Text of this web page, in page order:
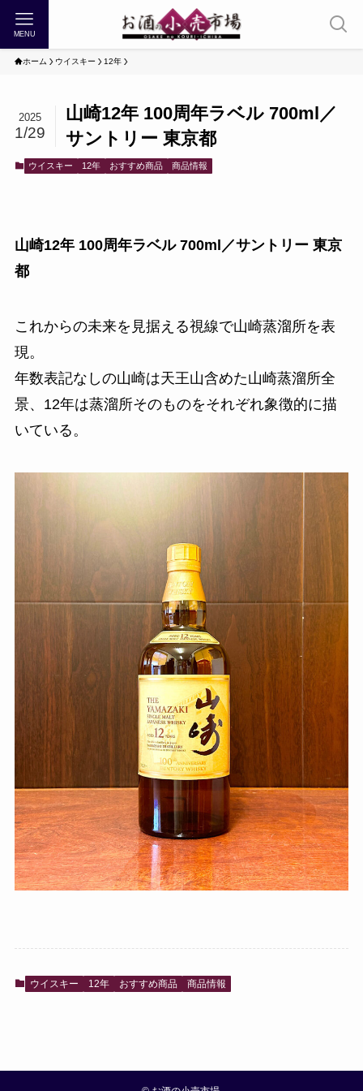
MENU
ホーム ウイスキー 12年
山崎12年 100周年ラベル 700ml／
サントリー 東京都
2025
1/29
ウイスキー 12年 おすすめ商品 商品情報
山崎12年 100周年ラベル 700ml／サントリー 東京
都
これからの未来を見据える視線で山崎蒸溜所を表
現。
年数表記なしの山崎は天王山含めた山崎蒸溜所全
景、12年は蒸溜所そのものをそれぞれ象徴的に描
いている。
ウイスキー 12年 おすすめ商品 商品情報